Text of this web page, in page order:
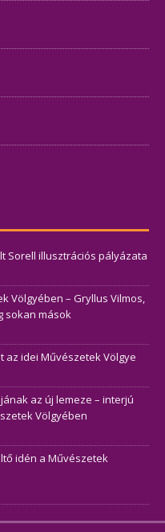
Sorell illusztrációs pályázata
Völgyében – Gryllus Vilmos,
sokan mások
idei Művészetek Völgye
az új lemeze – interjú
Völgyében
idén a Művészetek